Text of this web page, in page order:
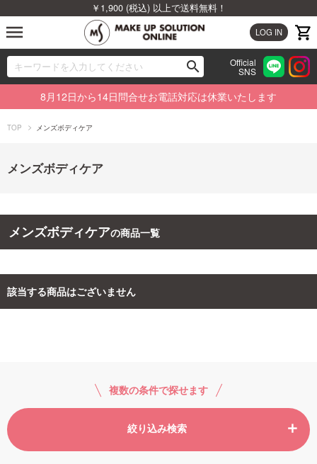
￥1,900 (税込) 以上で送料無料！
LOG IN
menu
search
00
Official
SNS
ブランドから探す
カテゴリから探す
特集から探す
8月12日から14日問合せお電話対応は休業いたします
TOP メンズボディケア
メンズボディケア
メンズボディケアの商品一覧
該当する商品はございません
複数の条件で探せます
絞り込み検索